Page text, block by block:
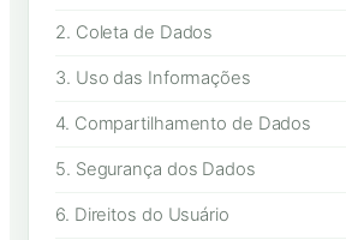
2. Coleta de Dados
3. Uso das Informações
4. Compartilhamento de Dados
5. Segurança dos Dados
6. Direitos do Usuário